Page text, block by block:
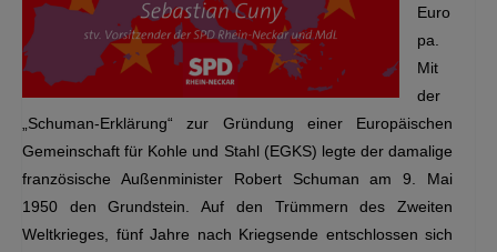
Euro
pa.
Mit
der
„Schuman-Erklärung“ zur Gründung einer Europäischen
Gemeinschaft für Kohle und Stahl (EGKS) legte der damalige
französische Außenminister Robert Schuman am 9. Mai
1950 den Grundstein. Auf den Trümmern des Zweiten
Weltkrieges, fünf Jahre nach Kriegsende entschlossen sich